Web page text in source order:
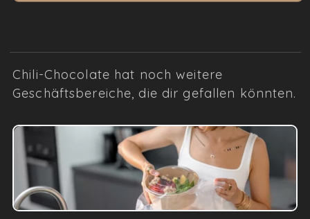
Chili-Chocolate hat noch weitere
Geschäftsbereiche, die dir gefallen könnten.